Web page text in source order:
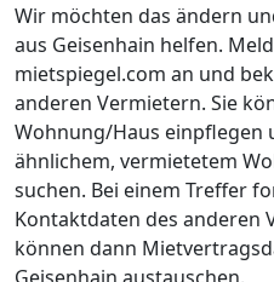
Wir möchten das ändern
aus Geisenhain helfen.
mietspiegel.com an und
anderen Vermietern. Sie
Wohnung/Haus einpflegen
ähnlichem, vermietetem
suchen. Bei einem Treffer
Kontaktdaten des anderen
können dann